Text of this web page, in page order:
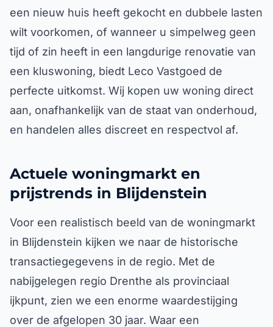
een nieuw huis heeft gekocht en dubbele lasten
wilt voorkomen, of wanneer u simpelweg geen
tijd of zin heeft in een langdurige renovatie van
een kluswoning, biedt Leco Vastgoed de
perfecte uitkomst. Wij kopen uw woning direct
aan, onafhankelijk van de staat van onderhoud,
en handelen alles discreet en respectvol af.
Actuele woningmarkt en
prijstrends in Blijdenstein
Voor een realistisch beeld van de woningmarkt
in Blijdenstein kijken we naar de historische
transactiegegevens in de regio. Met de
nabijgelegen regio Drenthe als provinciaal
ijkpunt, zien we een enorme waardestijging
over de afgelopen 30 jaar. Waar een